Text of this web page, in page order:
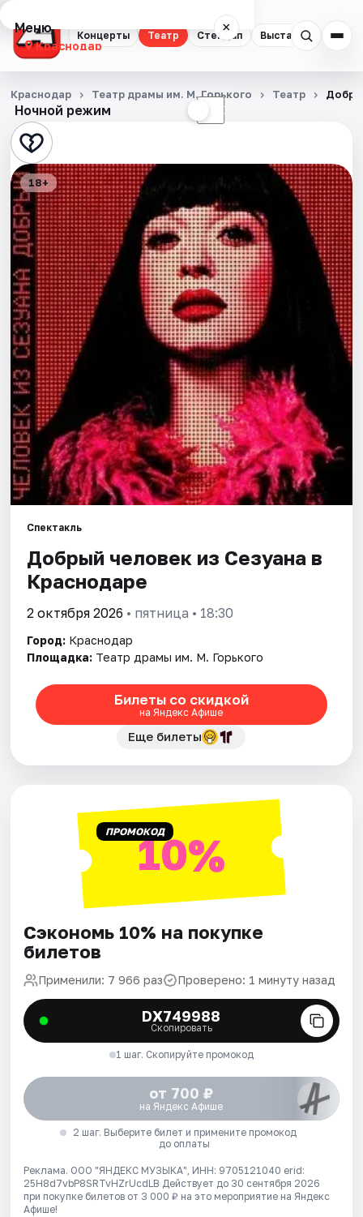
Концерты Театр Стендап Выставки
Меню ×
Краснодар
Концерты
Театр
Стендап
Выставки
Квесты
Экскурсии
Спорт
События
Города
Площадки
Артисты
Ночной режим ☾
Краснодар Театр драмы им. М. Горького Театр
18+
Спектакль
Добрый человек из Сезуана в
Краснодаре
2 октября 2026 • пятница • 18:30
Город: Краснодар
Площадка: Театр драмы им. М. Горького
Билеты со скидкой
на Яндекс Афише
Еще билеты
ПРОМОКОД10%
Сэкономь 10% на покупке
билетов
Применили: 7 966 раз Проверено: 1 минуту назад
DX749988
Скопировать
1 шаг. Скопируйте промокод
от 700 ₽
на Яндекс Афише
2 шаг. Выберите билет и примените промокод
до оплаты
Реклама. ООО "ЯНДЕКС МУЗЫКА", ИНН: 9705121040 erid:
25H8d7vbP8SRTvHZrUcdLB Действует до 30 сентября 2026
при покупке билетов от 3 000 ₽ на это мероприятие на Яндекс
Афише!